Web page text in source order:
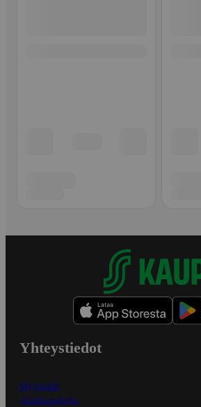
Yhteystiedot
Myymälät
Asiakaspalvelu